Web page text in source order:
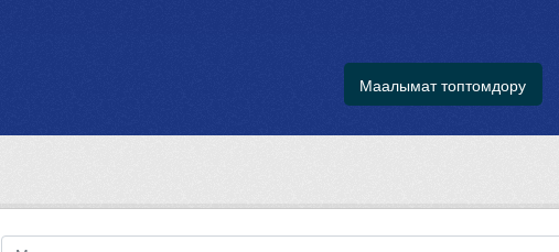
Маалымат топтомдору